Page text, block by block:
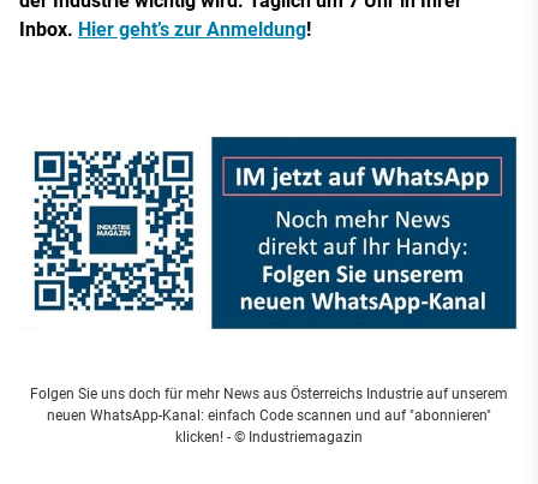
Inbox. Hier geht’s zur Anmeldung!
Folgen Sie uns doch für mehr News aus Österreichs Industrie auf unserem
neuen WhatsApp-Kanal: einfach Code scannen und auf "abonnieren"
klicken! - © Industriemagazin